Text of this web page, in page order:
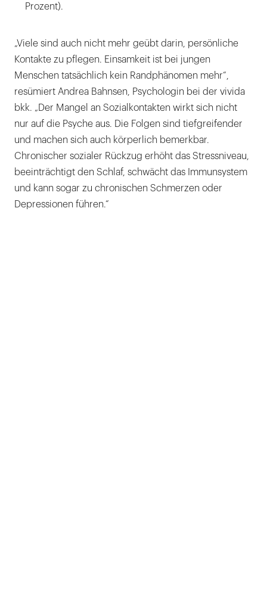
Prozent).
„Viele sind auch nicht mehr geübt darin, persönliche
Kontakte zu pflegen. Einsamkeit ist bei jungen
Menschen tatsächlich kein Randphänomen mehr“,
resümiert Andrea Bahnsen, Psychologin bei der vivida
bkk. „Der Mangel an Sozialkontakten wirkt sich nicht
nur auf die Psyche aus. Die Folgen sind tiefgreifender
und machen sich auch körperlich bemerkbar.
Chronischer sozialer Rückzug erhöht das Stressniveau,
beeinträchtigt den Schlaf, schwächt das Immunsystem
und kann sogar zu chronischen Schmerzen oder
Depressionen führen.“